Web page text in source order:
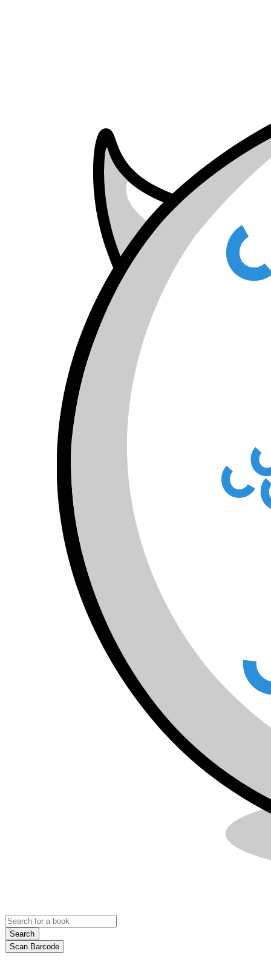
Search
Scan Barcode